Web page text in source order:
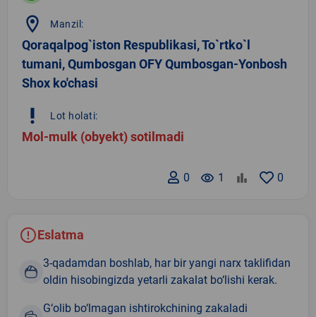
location_on Manzil:
Qoraqalpog`iston Respublikasi, To`rtko`l
tumani, Qumbosgan OFY Qumbosgan-Yonbosh
Shox ko'chasi
priority_high Lot holati:
Mol-mulk (obyekt) sotilmadi
0
remove_red_eye 1
0
Eslatma
3-qadamdan boshlab, har bir yangi narx taklifidan
oldin hisobingizda yetarli zakalat bo‘lishi kerak.
G‘olib bo‘lmagan ishtirokchining zakaladi